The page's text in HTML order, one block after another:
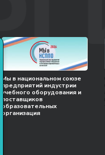
Мы в национальном союзе
предприятий индустрии
учебного оборудования и
поставщиков
образовательных
организация